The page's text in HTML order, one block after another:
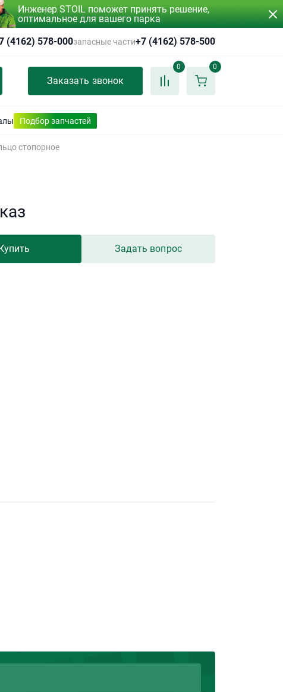
Инженер STOIL поможет принять решение,
оптимальное для вашего парка
(4162) 578-000запасные части+7 (4162) 578-500
Заказать звонок
0 0
Подбор запчастей
стопорное
Задать вопрос